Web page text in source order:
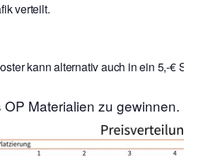
verteilt.
kann alternativ auch in ein 5,-€
Materialien zu gewinnen.